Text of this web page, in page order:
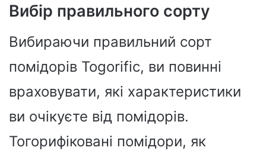
Вибір правильного сорту
Вибираючи правильний сорт
помідорів Togorific, ви повинні
враховувати, які характеристики
ви очікуєте від помідорів.
Тогорифіковані помідори, як